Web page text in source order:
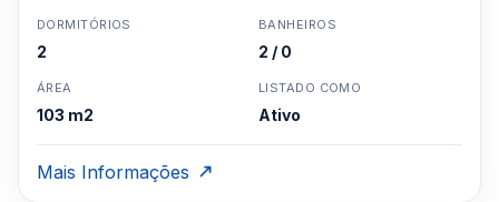
DORMITÓRIOS
2
BANHEIROS
2 / 0
ÁREA
103 m2
LISTADO COMO
Ativo
Mais Informações